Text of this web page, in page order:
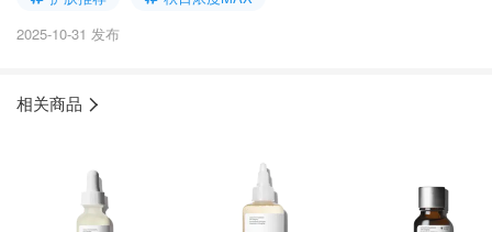
2025-10-31 发布
相关商品